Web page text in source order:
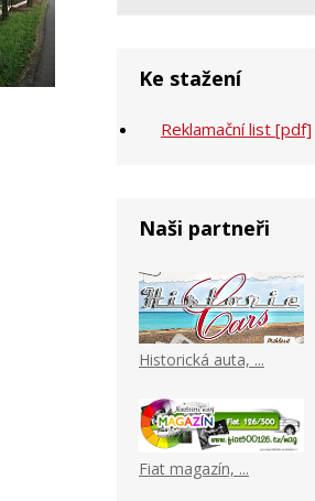
Ke stažení
Reklamační list [pdf]
Naši partneři
Historická auta, ...
Fiat magazín, ...